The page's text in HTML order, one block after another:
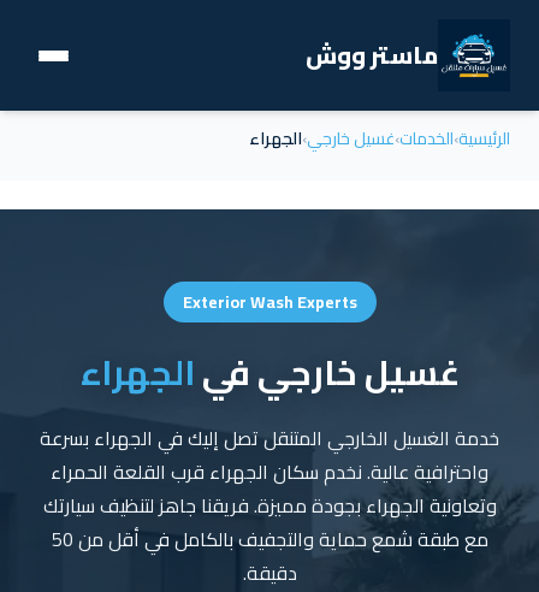
ماستر ووش
الرئيسية›الخدمات›غسيل خارجي›الجهراء
Exterior Wash Experts
غسيل خارجي فيالجهراء
خدمة الغسيل الخارجي المتنقل تصل إليك في الجهراء بسرعة
واحترافية عالية. نخدم سكان الجهراء قرب القلعة الحمراء
وتعاونية الجهراء بجودة مميزة. فريقنا جاهز لتنظيف سيارتك
مع طبقة شمع حماية والتجفيف بالكامل في أقل من 50
دقيقة.